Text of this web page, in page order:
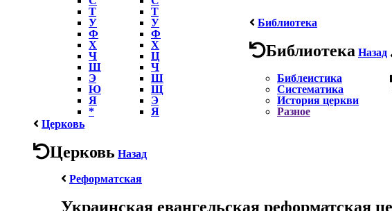
Т
У
Ф
Х
Ч
Ш
Э
Ю
Я
*
Т
У
Ф
Х
Ц
Ч
Ш
Щ
Э
Я
Библиотека
Библиотека Назад
Библеистика
Систематика
История церкви
Разное
Церковь
Церковь Назад
Реформатская
Украинская евангельская реформатская